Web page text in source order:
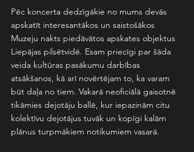
Pēc koncerta dedzīgākie no mums devās
apskatīt interesantākos un saistošākos
Muzeju nakts piedāvātos apskates objektus
Liepājas pilsētvidē. Esam priecīgi par šāda
veida kultūras pasākumu darbības
atsākšanos, kā arī novērtējam to, ka varam
būt daļa no tiem. Vakarā neoficiālā gaisotnē
tikāmies dejotāju ballē, kur iepazinām citu
kolektīvu dejotājus tuvāk un kopīgi kalām
plānus turpmākiem notikumiem vasarā.